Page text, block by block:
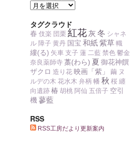
タグクラウド
春 伎楽 団栗 紅花 灰 冬 シャネ
ル 障子 黄丹 国宝 和紙紫草 幟
縷(る) 矢車 支子 蓮 二藍 禁色 鬱金
奈良薬師寺 藁(わら) 夏 御花神饌
ザクロ 造り花 映画「紫」 繭 ヌ
ルデの木 花水木 弁柄 幡 秋 桜 纏
向遺跡 椿 胡桃 阿仙 五倍子 空引
機 蓼藍
RSS
RSS工房だより更新案内